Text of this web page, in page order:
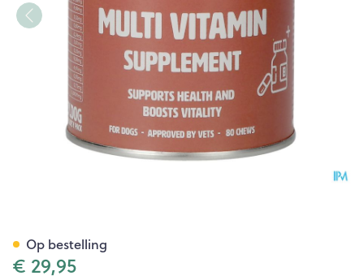
€ 29,95
Op bestelling